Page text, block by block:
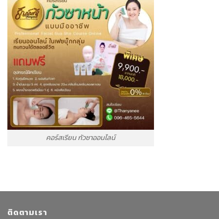
คอร์สเรียน กัวซาออนไลน์
ติดตามเรา